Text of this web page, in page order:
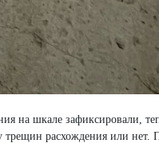
шкале зафиксировали,
расхождения или нет.